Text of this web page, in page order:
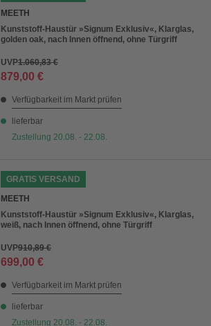
MEETH
Kunststoff-Haustür »Signum Exklusiv«, Klarglas,
golden oak, nach Innen öffnend, ohne Türgriff
UVP1.060,83 €
879,00 €
Verfügbarkeit im Markt prüfen
lieferbar
Zustellung 20.08. - 22.08.
GRATIS VERSAND
MEETH
Kunststoff-Haustür »Signum Exklusiv«, Klarglas,
weiß, nach Innen öffnend, ohne Türgriff
UVP910,89 €
699,00 €
Verfügbarkeit im Markt prüfen
lieferbar
Zustellung 20.08. - 22.08.